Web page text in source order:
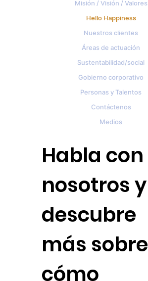
Misión / Visión / Valores
Hello Happiness
Nuestros clientes
Áreas de actuación
Sustentabilidad/social
Gobierno corporativo
Personas y Talentos
Contáctenos
Medios
Habla con
nosotros y
descubre
más sobre
cómo